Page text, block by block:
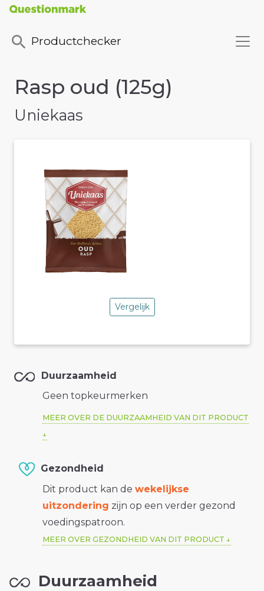
Productchecker
Rasp oud (125g)
Uniekaas
Vergelijk
Duurzaamheid
Geen topkeurmerken
MEER OVER DE DUURZAAMHEID VAN DIT PRODUCT
Gezondheid
Dit product kan de wekelijkse
uitzondering zijn op een verder gezond
voedingspatroon.
MEER OVER GEZONDHEID VAN DIT PRODUCT
Duurzaamheid